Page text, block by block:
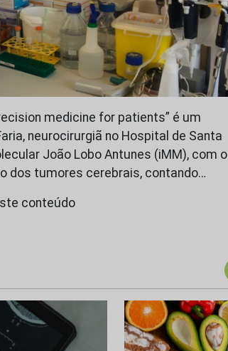
medicine for patients” é um
neurocirurgiã no Hospital de Santa
João Lobo Antunes (iMM), com o
dos tumores cerebrais, contando…
conteúdo